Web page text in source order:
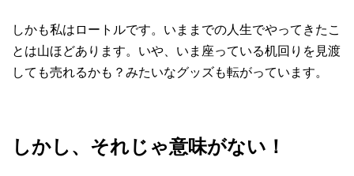
しかも私はロートルです。いままでの人生でやってきたこ
とは山ほどあります。いや、いま座っている机回りを見渡
しても売れるかも？みたいなグッズも転がっています。
しかし、それじゃ意味がない！